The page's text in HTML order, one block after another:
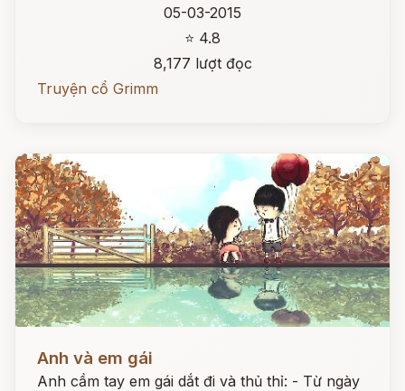
05-03-2015
⭐ 4.8
8,177 lượt đọc
Truyện cổ Grimm
Anh và em gái
Anh cầm tay em gái dắt đi và thủ thỉ: - Từ ngày